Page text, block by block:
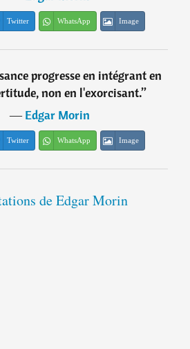
Twitter WhatsApp Image
progresse en intégrant en
non en l'exorcisant.”
―Edgar Morin
Twitter WhatsApp Image
de Edgar Morin